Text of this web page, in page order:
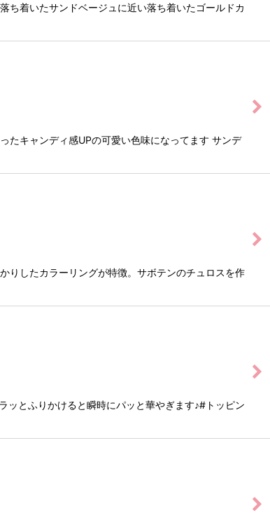
ち着いたサンドベージュに近い落ち着いたゴールドカ
たキャンディ感UPの可愛い色味になってます サンデ
りしたカラーリングが特徴。サボテンのチュロスを作
とふりかけると瞬時にパッと華やぎます♪#トッピン